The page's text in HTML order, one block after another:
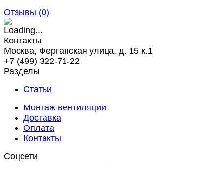
Отзывы (0)
Контакты
Москва, Ферганская улица, д. 15 к.1
+7 (499) 322-71-22
Разделы
Статьи
Монтаж вентиляции
Доставка
Оплата
Контакты
Соцсети